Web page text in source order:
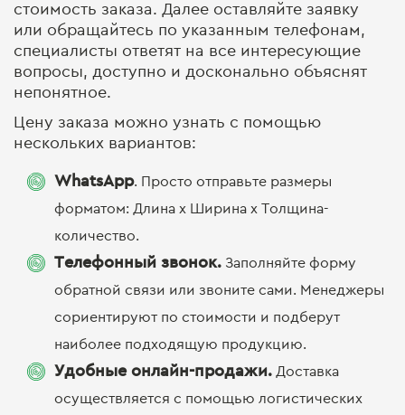
стоимость заказа. Далее оставляйте заявку
или обращайтесь по указанным телефонам,
специалисты ответят на все интересующие
вопросы, доступно и досконально объяснят
непонятное.
Цену заказа можно узнать с помощью
нескольких вариантов:
WhatsApp. Просто отправьте размеры
форматом: Длина x Ширина x Толщина-
количество.
Телефонный звонок. Заполняйте форму
обратной связи или звоните сами. Менеджеры
сориентируют по стоимости и подберут
наиболее подходящую продукцию.
Удобные онлайн-продажи. Доставка
осуществляется с помощью логистических